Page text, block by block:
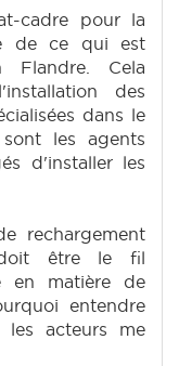
cadre pour la
de ce qui est
Cela
des
dans le
les agents
d'installer les
rechargement
être le fil
en matière de
entendre
acteurs me